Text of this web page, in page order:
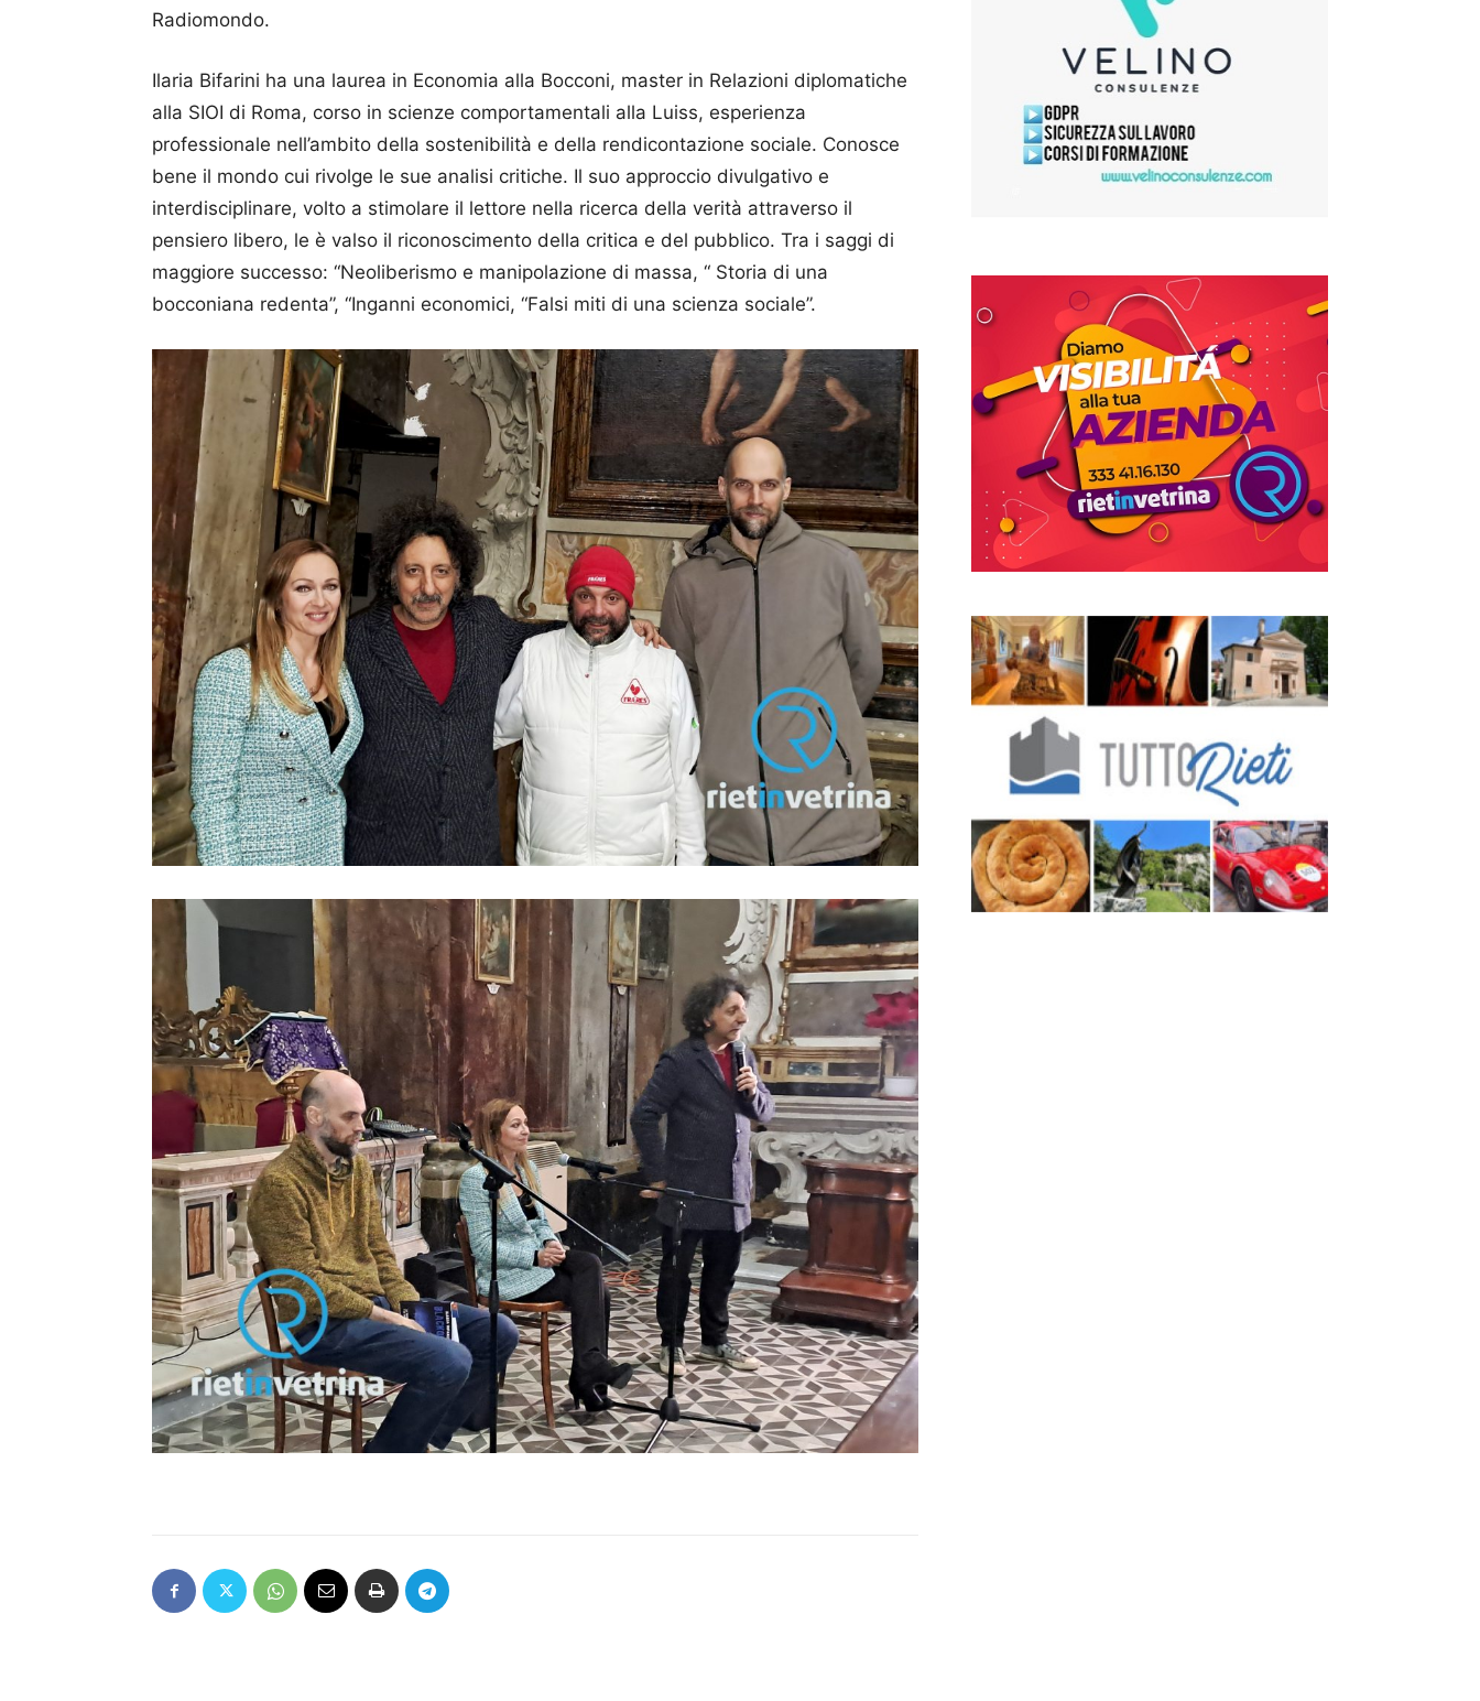
Radiomondo.
Ilaria Bifarini ha una laurea in Economia alla Bocconi, master in Relazioni diplomatiche
alla SIOI di Roma, corso in scienze comportamentali alla Luiss, esperienza
professionale nell’ambito della sostenibilità e della rendicontazione sociale. Conosce
bene il mondo cui rivolge le sue analisi critiche. Il suo approccio divulgativo e
interdisciplinare, volto a stimolare il lettore nella ricerca della verità attraverso il
pensiero libero, le è valso il riconoscimento della critica e del pubblico. Tra i saggi di
maggiore successo: “Neoliberismo e manipolazione di massa, “ Storia di una
bocconiana redenta”, “Inganni economici, “Falsi miti di una scienza sociale”.